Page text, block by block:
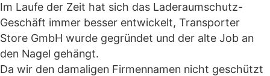
Im Laufe der Zeit hat sich das Laderaumschutz-
Geschäft immer besser entwickelt, Transporter
Store GmbH wurde gegründet und der alte Job an
den Nagel gehängt.
Da wir den damaligen Firmennamen nicht geschützt